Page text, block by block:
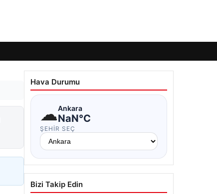
Hava Durumu
☁Ankara
NaN°C
ŞEHIR SEÇ
Bizi Takip Edin